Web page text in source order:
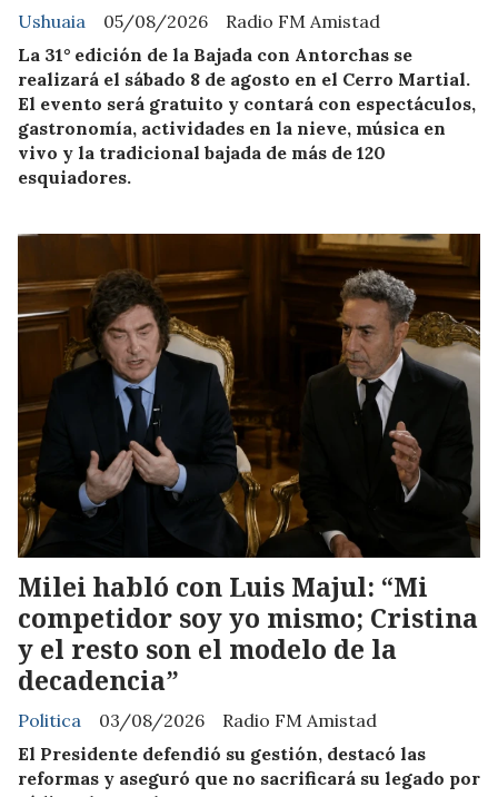
Radio FM Amistad
Ushuaia
05/08/2026
La 31° edición de la Bajada con Antorchas se
realizará el sábado 8 de agosto en el Cerro Martial.
El evento será gratuito y contará con espectáculos,
gastronomía, actividades en la nieve, música en
vivo y la tradicional bajada de más de 120
esquiadores.
Milei habló con Luis Majul: “Mi
competidor soy yo mismo; Cristina
y el resto son el modelo de la
decadencia”
Radio FM Amistad
Politica
03/08/2026
El Presidente defendió su gestión, destacó las
reformas y aseguró que no sacrificará su legado por